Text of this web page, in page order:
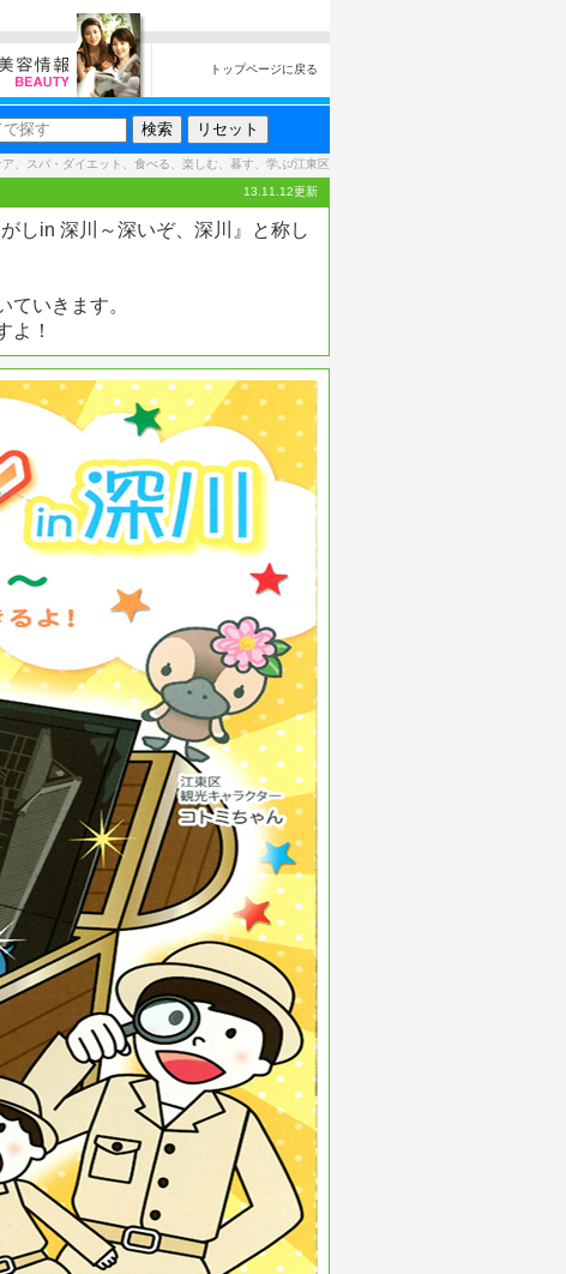
トップページに戻る
、スパ・ダイエット、食べる、楽しむ、暮す、学ぶ/江東区
13.11.12更新
しin 深川～深いぞ、深川』と称し
いきます。
よ！